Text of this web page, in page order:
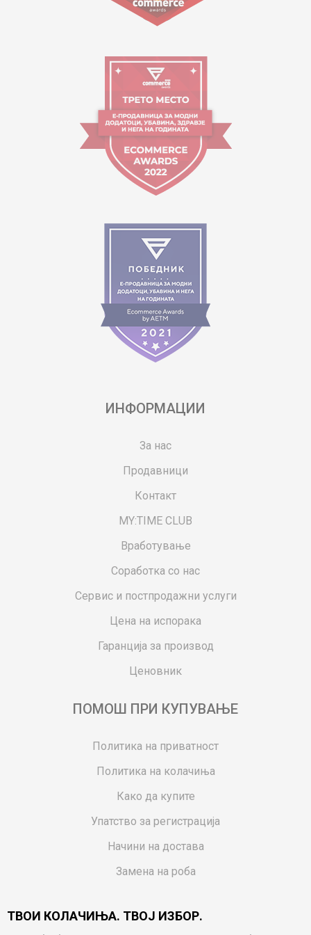
ИНФОРМАЦИИ
За нас
Продавници
Контакт
MY:TIME CLUB
Вработување
Соработка со нас
Сервис и постпродажни услуги
Цена на испорака
Гаранција за производ
Ценовник
ПОМОШ ПРИ КУПУВАЊЕ
Политика на приватност
Политика на колачиња
Како да купите
Упатство за регистрација
Начини на достава
Замена на роба
Ваучери
ТВОИ КОЛАЧИЊА. ТВОЈ ИЗБОР.